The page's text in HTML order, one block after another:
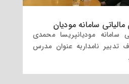
سامانه مودیان
سامانه مودیانپریسا محمدی
نامداربه عنوان مدرس